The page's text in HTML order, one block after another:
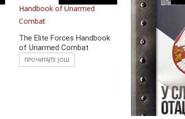
The Elite Forces Handbook
of Unarmed Combat
ПРОЧИТАЈТЕ ЈОШ